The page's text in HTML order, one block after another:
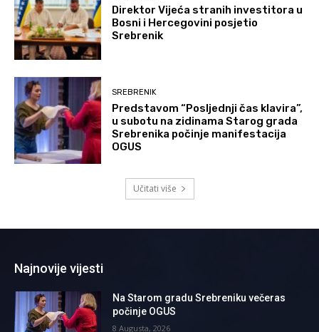
Direktor Vijeća stranih investitora u
Bosni i Hercegovini posjetio
Srebrenik
SREBRENIK
Predstavom “Posljednji čas klavira”,
u subotu na zidinama Starog grada
Srebrenika počinje manifestacija
OGUS
Učitati više
Najnovije vijesti
Na Starom gradu Srebreniku večeras
počinje OGUS
8 Augusta, 2026